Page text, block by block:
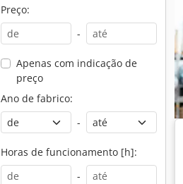
Preço:
-
Apenas com indicação de
preço
Ano de fabrico:
-
Horas de funcionamento [h]:
-